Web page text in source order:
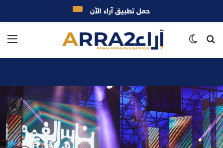
بحث
حمل تطبيق آراء الآن